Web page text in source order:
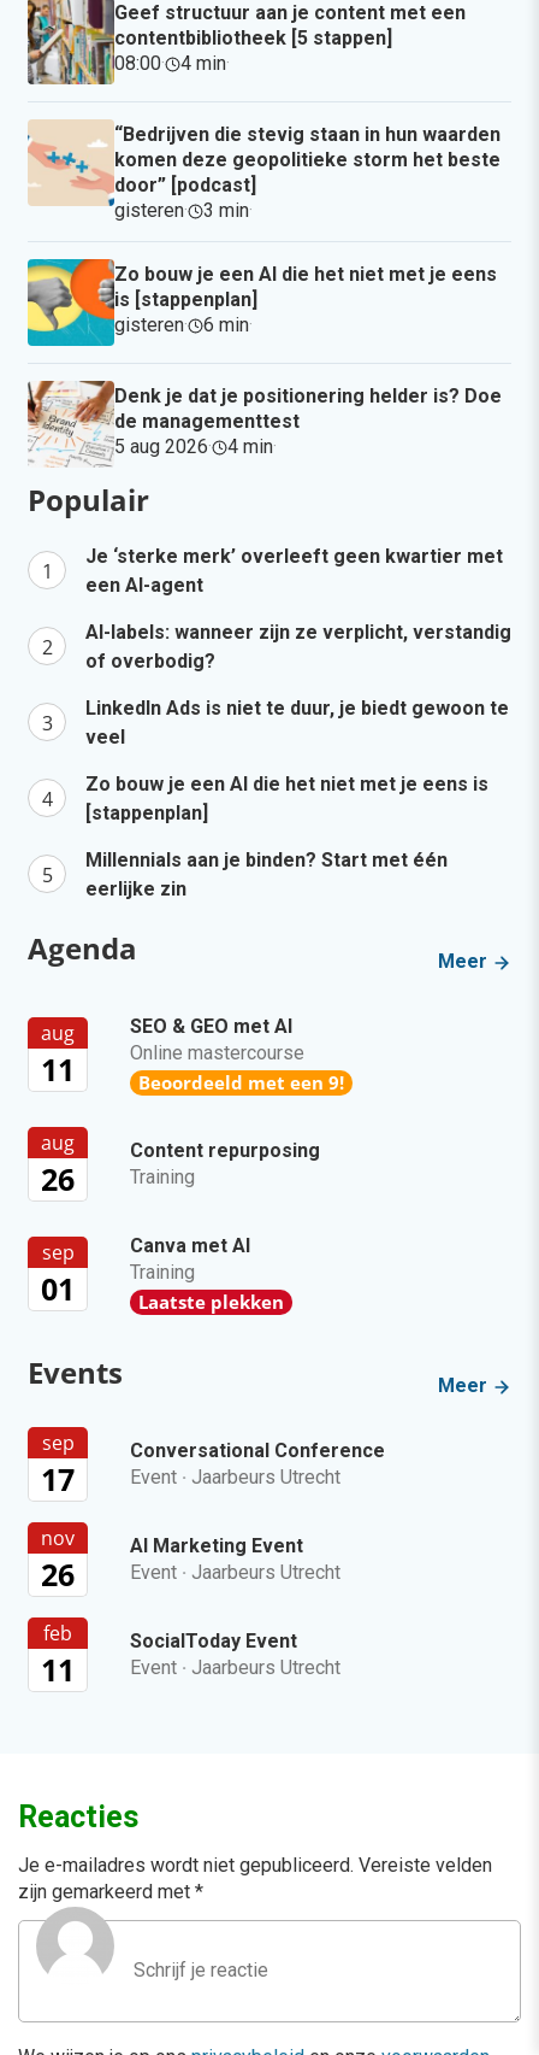
Geef structuur aan je content met een
contentbibliotheek [5 stappen]
08:00· 4 min·
“Bedrijven die stevig staan in hun waarden
komen deze geopolitieke storm het beste
door” [podcast]
gisteren· 3 min·
Zo bouw je een AI die het niet met je eens
is [stappenplan]
gisteren· 6 min·
Denk je dat je positionering helder is? Doe
de managementtest
5 aug 2026· 4 min·
Populair
Je ‘sterke merk’ overleeft geen kwartier met
een AI-agent
AI-labels: wanneer zijn ze verplicht, verstandig
of overbodig?
LinkedIn Ads is niet te duur, je biedt gewoon te
veel
Zo bouw je een AI die het niet met je eens is
[stappenplan]
Millennials aan je binden? Start met één
eerlijke zin
Agenda Meer
aug
11
SEO & GEO met AI
Online mastercourse
Beoordeeld met een 9!
aug
26
Content repurposing
Training
sep
01
Canva met AI
Training
Laatste plekken
Events Meer
sep
17
Conversational Conference
Event · Jaarbeurs Utrecht
nov
26
AI Marketing Event
Event · Jaarbeurs Utrecht
feb
11
SocialToday Event
Event · Jaarbeurs Utrecht
Reacties
Je e-mailadres wordt niet gepubliceerd. Vereiste velden
zijn gemarkeerd met *